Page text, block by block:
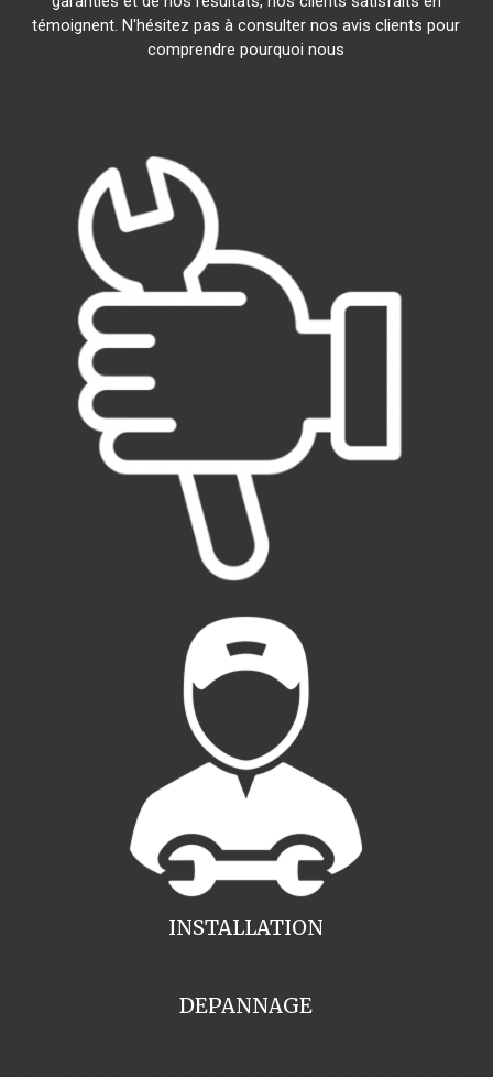
témoignent. N'hésitez pas à consulter nos avis clients pour
comprendre pourquoi nous
INSTALLATION
DEPANNAGE